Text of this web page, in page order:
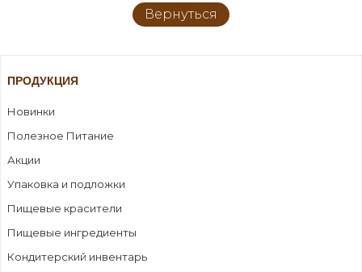
Вернуться
ПРОДУКЦИЯ
Новинки
Полезное Питание
Акции
Упаковка и подложки
Пищевые красители
Пищевые ингредиенты
Кондитерский инвентарь